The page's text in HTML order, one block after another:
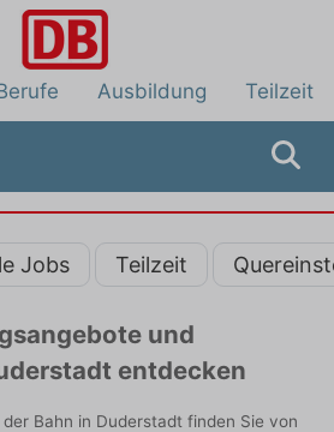
Ausbildung Teilzeit
Jobs Teilzeit
und
entdecken
Bahn in Duderstadt finden Sie von